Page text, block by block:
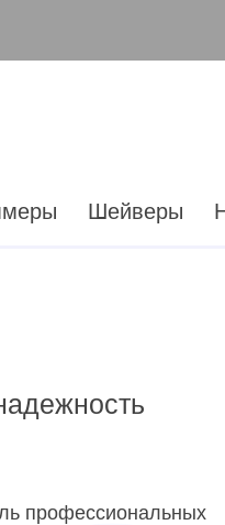
Шейверы
профессиональных